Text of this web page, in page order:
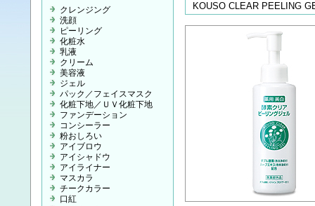
KOUSO CLEAR PEELING
クレンジング
洗顔
ピーリング
化粧水
乳液
クリーム
美容液
ジェル
パック／フェイスマスク
化粧下地／ＵＶ化粧下地
ファンデーション
コンシーラー
粉おしろい
アイブロウ
アイシャドウ
アイライナー
マスカラ
チークカラー
口紅